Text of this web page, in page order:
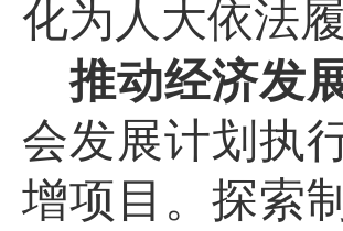
化为人大依法
推动经济发
会发展计划执
增项目。探索